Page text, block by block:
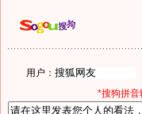
用户：
*搜狗拼音